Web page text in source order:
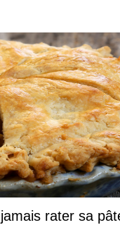
rater sa